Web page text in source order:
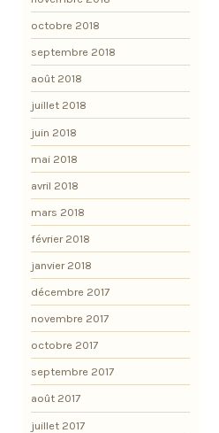
octobre 2018
septembre 2018
août 2018
juillet 2018
juin 2018
mai 2018
avril 2018
mars 2018
février 2018
janvier 2018
décembre 2017
novembre 2017
octobre 2017
septembre 2017
août 2017
juillet 2017